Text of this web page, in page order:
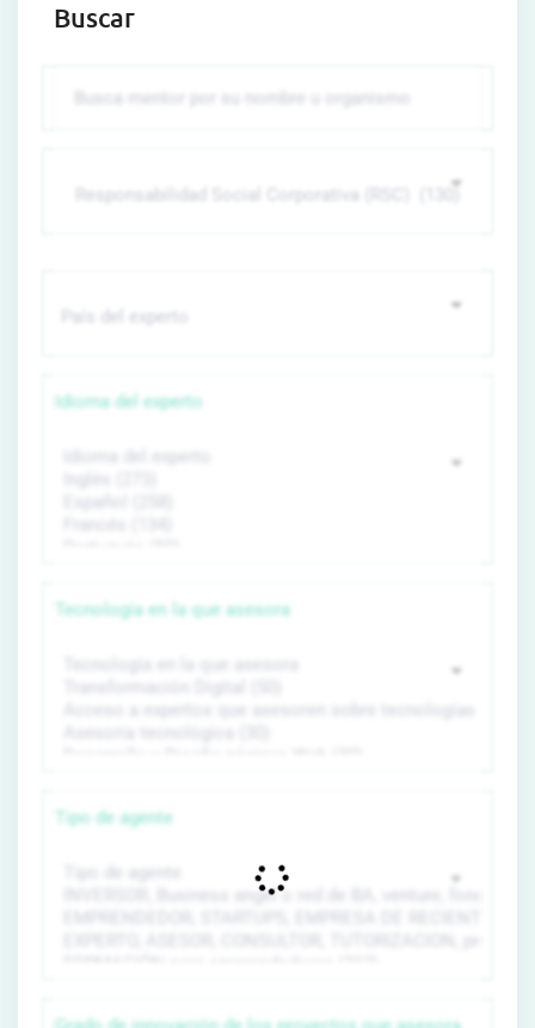
Buscar
Idioma del experto
Tecnología en la que asesora
Tipo de agente